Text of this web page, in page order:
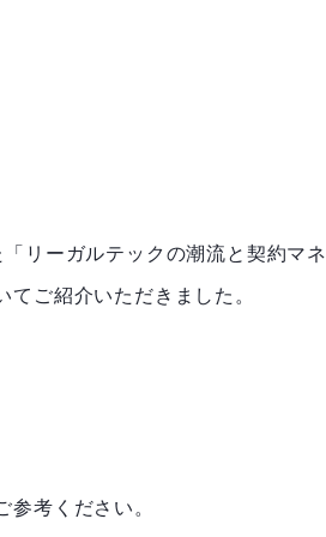
リーガルテックの潮流と契約マネ
ご紹介いただきました。
考ください。